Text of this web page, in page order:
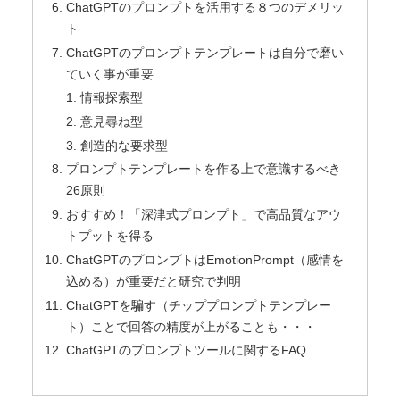
ChatGPTのプロンプトを活用する８つのデメリッ
ト
ChatGPTのプロンプトテンプレートは自分で磨い
ていく事が重要
情報探索型
意見尋ね型
創造的な要求型
プロンプトテンプレートを作る上で意識するべき
26原則
おすすめ！「深津式プロンプト」で高品質なアウ
トプットを得る
ChatGPTのプロンプトはEmotionPrompt（感情を
込める）が重要だと研究で判明
ChatGPTを騙す（チッププロンプトテンプレー
ト）ことで回答の精度が上がることも・・・
ChatGPTのプロンプトツールに関するFAQ